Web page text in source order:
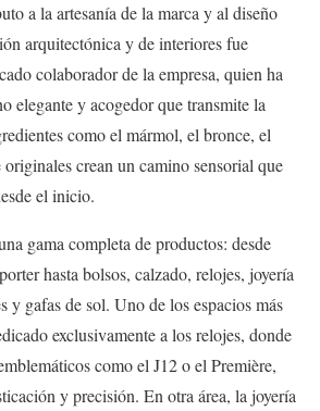
a la artesanía de la marca y al diseño
arquitectónica y de interiores fue
colaborador de la empresa, quien ha
elegante y acogedor que transmite la
como el mármol, el bronce, el
crean un camino sensorial que
el inicio.
gama completa de productos: desde
hasta bolsos, calzado, relojes, joyería
y gafas de sol. Uno de los espacios más
exclusivamente a los relojes, donde
como el J12 o el Première,
y precisión. En otra área, la joyería